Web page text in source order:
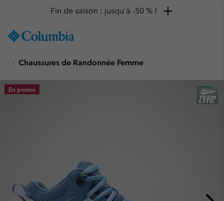
TO
SKIP
MAIN
NAV
Fin de saison : jusqu'à -50 % !
Chaussures de Randonnée Femme
En promo